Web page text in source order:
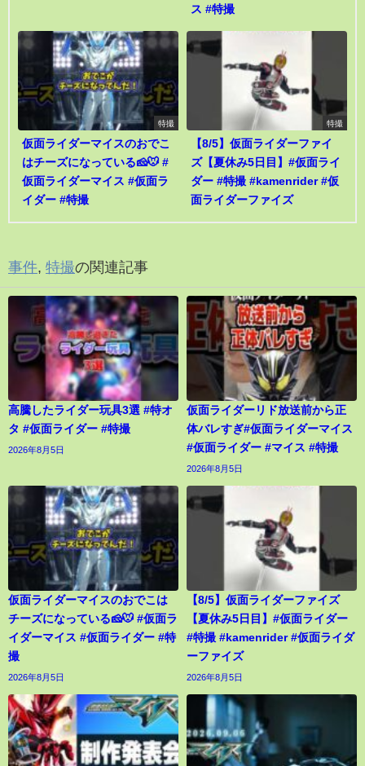
ス #特撮
特撮
仮面ライダーマイスのおでこ
はチーズになっている🧀🐭 #
仮面ライダーマイス #仮面ラ
イダー #特撮
特撮
【8/5】仮面ライダーファイ
ズ【夏休み5日目】#仮面ライ
ダー #特撮 #kamenrider #仮
面ライダーファイズ
事件, 特撮の関連記事
高騰したライダー玩具3選 #特オ
タ #仮面ライダー #特撮
2026年8月5日
仮面ライダーリド放送前から正
体バレすぎ#仮面ライダーマイス
#仮面ライダー #マイス #特撮
2026年8月5日
仮面ライダーマイスのおでこは
チーズになっている🧀🐭 #仮面ラ
イダーマイス #仮面ライダー #特
撮
2026年8月5日
【8/5】仮面ライダーファイズ
【夏休み5日目】#仮面ライダー
#特撮 #kamenrider #仮面ライダ
ーファイズ
2026年8月5日